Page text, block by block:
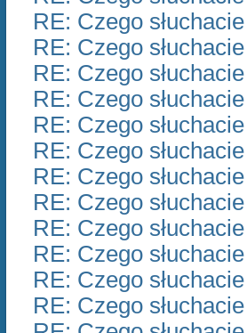
RE: Czego
RE: Czego
RE: Czego
RE: Czego
RE: Czego
RE: Czego
RE: Czego
RE: Czego
RE: Czego
RE: Czego
RE: Czego
RE: Czego